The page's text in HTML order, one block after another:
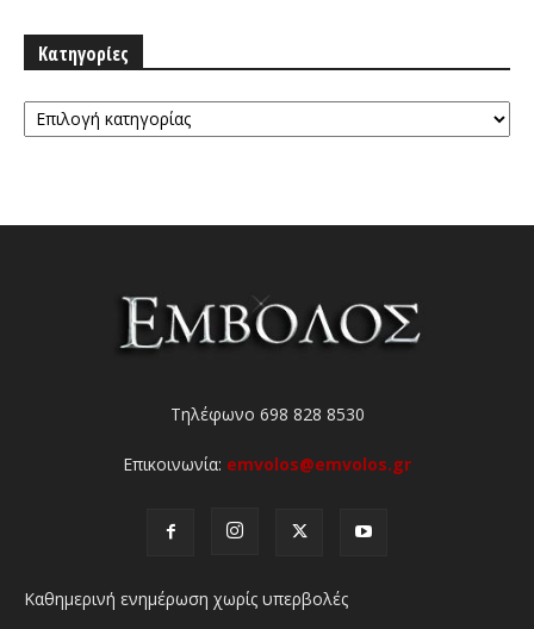
Κατηγορίες
Κατηγορίες
Τηλέφωνο 698 828 8530
Επικοινωνία: emvolos@emvolos.gr
Καθημερινή ενημέρωση χωρίς υπερβολές